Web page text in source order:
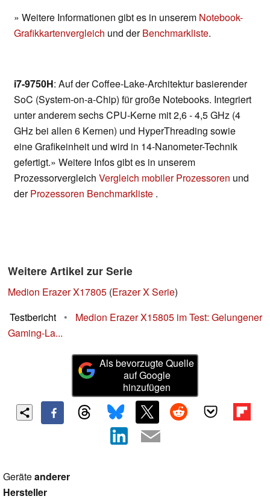
» Weitere Informationen gibt es in unserem Notebook-
Grafikkartenvergleich und derBenchmarkliste.
i7-9750H: Auf der Coffee-Lake-Architektur basierender
SoC (System-on-a-Chip) für große Notebooks. Integriert
unter anderem sechs CPU-Kerne mit 2,6 - 4,5 GHz (4
GHz bei allen 6 Kernen) und HyperThreading sowie
eine Grafikeinheit und wird in 14-Nanometer-Technik
gefertigt.» Weitere Infos gibt es in unserem
Prozessorvergleich Vergleich mobiler Prozessoren und
derProzessoren Benchmarkliste .
Weitere Artikel zur Serie
Medion Erazer X17805 (Erazer X Serie)
Testbericht
•
Medion Erazer X15805 im Test: Gelungener
Gaming-La...
Als bevorzugte Quelle
auf Google
hinzufügen
Geräteanderer
Hersteller